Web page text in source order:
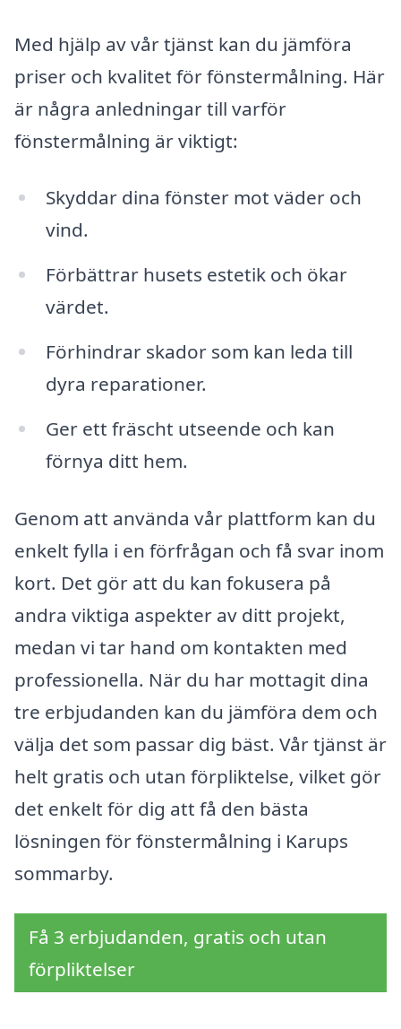
Med hjälp av vår tjänst kan du jämföra
priser och kvalitet för fönstermålning. Här
är några anledningar till varför
fönstermålning är viktigt:
Skyddar dina fönster mot väder och
vind.
Förbättrar husets estetik och ökar
värdet.
Förhindrar skador som kan leda till
dyra reparationer.
Ger ett fräscht utseende och kan
förnya ditt hem.
Genom att använda vår plattform kan du
enkelt fylla i en förfrågan och få svar inom
kort. Det gör att du kan fokusera på
andra viktiga aspekter av ditt projekt,
medan vi tar hand om kontakten med
professionella. När du har mottagit dina
tre erbjudanden kan du jämföra dem och
välja det som passar dig bäst. Vår tjänst är
helt gratis och utan förpliktelse, vilket gör
det enkelt för dig att få den bästa
lösningen för fönstermålning i Karups
sommarby.
Få 3 erbjudanden, gratis och utan
förpliktelser